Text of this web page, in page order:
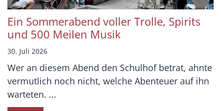
Ein Sommerabend voller Trolle, Spirits
und 500 Meilen Musik
30. Juli 2026
Wer an diesem Abend den Schulhof betrat, ahnte
vermutlich noch nicht, welche Abenteuer auf ihn
warteten. ...